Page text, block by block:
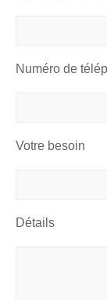
Numéro de
Votre besoin
Détails